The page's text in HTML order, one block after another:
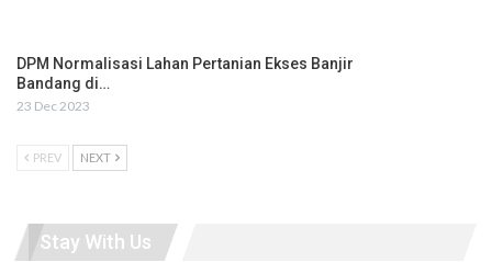
DPM Normalisasi Lahan Pertanian Ekses Banjir
Bandang di…
23 Dec 2023
PREV NEXT
Stay With Us